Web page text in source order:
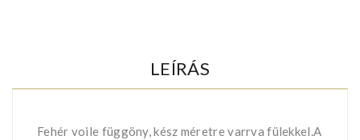
LEÍRÁS
Fehér voile függöny, kész méretre varrva fülekkel.A